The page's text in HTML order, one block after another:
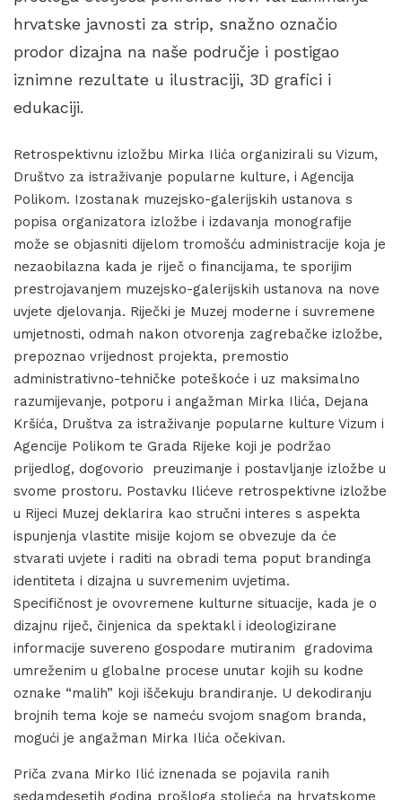
hrvatske javnosti za strip, snažno označio
prodor dizajna na naše područje i postigao
iznimne rezultate u ilustraciji, 3D grafici i
edukaciji.
Retrospektivnu izložbu Mirka Ilića organizirali su Vizum,
Društvo za istraživanje popularne kulture, i Agencija
Polikom. Izostanak muzejsko-galerijskih ustanova s
popisa organizatora izložbe i izdavanja monografije
može se objasniti dijelom tromošću administracije koja je
nezaobilazna kada je riječ o financijama, te sporijim
prestrojavanjem muzejsko-galerijskih ustanova na nove
uvjete djelovanja. Riječki je Muzej moderne i suvremene
umjetnosti, odmah nakon otvorenja zagrebačke izložbe,
prepoznao vrijednost projekta, premostio
administrativno-tehničke poteškoće i uz maksimalno
razumijevanje, potporu i angažman Mirka Ilića, Dejana
Kršića, Društva za istraživanje popularne kulture Vizum i
Agencije Polikom te Grada Rijeke koji je podržao
prijedlog, dogovorio preuzimanje i postavljanje izložbe u
svome prostoru. Postavku Ilićeve retrospektivne izložbe
u Rijeci Muzej deklarira kao stručni interes s aspekta
ispunjenja vlastite misije kojom se obvezuje da će
stvarati uvjete i raditi na obradi tema poput brandinga
identiteta i dizajna u suvremenim uvjetima.
Specifičnost je ovovremene kulturne situacije, kada je o
dizajnu riječ, činjenica da spektakl i ideologizirane
informacije suvereno gospodare mutiranim gradovima
umreženim u globalne procese unutar kojih su kodne
oznake “malih” koji iščekuju brandiranje. U dekodiranju
brojnih tema koje se nameću svojom snagom branda,
mogući je angažman Mirka Ilića očekivan.
Priča zvana Mirko Ilić iznenada se pojavila ranih
sedamdesetih godina prošloga stoljeća na hrvatskome